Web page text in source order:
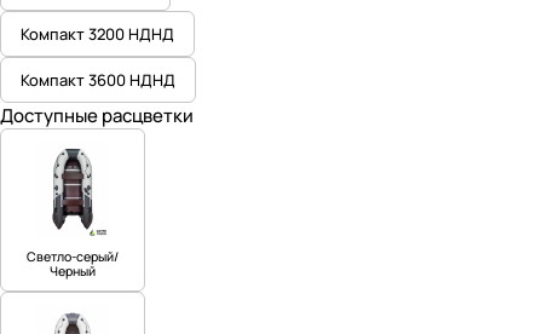
Компакт 3200 НДНД
Компакт 3600 НДНД
Доступные расцветки
Светло-серый/
Черный